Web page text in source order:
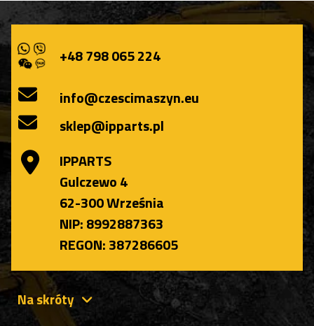
+48 798 065 224
info@czescimaszyn.eu
sklep@ipparts.pl
IPPARTS
Gulczewo 4
62-300 Września
NIP: 8992887363
REGON: 387286605
Na skróty